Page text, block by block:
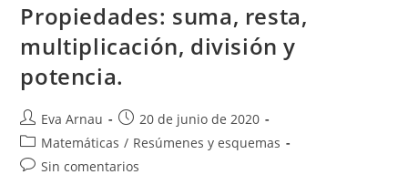
Propiedades: suma, resta,
multiplicación, división y
potencia.
Autor
de
la
entrada:
Eva Arnau
Publicación
de
entrada:
20 de junio de 2020
Categoría
de
Matemáticas / Resúmenes y esquemas
Comentarios
Sin comentarios